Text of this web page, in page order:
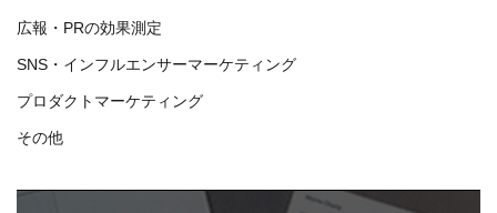
広報・PRの効果測定
SNS・インフルエンサーマーケティング
プロダクトマーケティング
その他